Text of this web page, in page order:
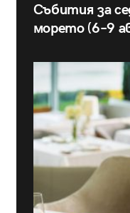
Събития за
морето (6–9